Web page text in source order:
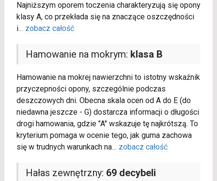
Najniższym oporem toczenia charakteryzują się opony
klasy A, co przekłada się na znaczące oszczędności
i... zobacz całość
Hamowanie na mokrym: klasa B
Hamowanie na mokrej nawierzchni to istotny wskaźnik
przyczepności opony, szczególnie podczas
deszczowych dni. Obecna skala ocen od A do E (do
niedawna jeszcze - G) dostarcza informacji o długości
drogi hamowania, gdzie "A" wskazuje tę najkrótszą. To
kryterium pomaga w ocenie tego, jak guma zachowa
się w trudnych warunkach na... zobacz całość
Hałas zewnętrzny: 69 decybeli